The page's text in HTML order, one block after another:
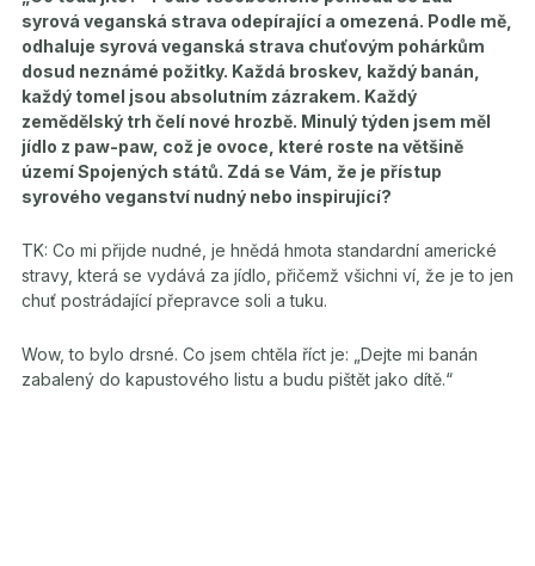
syrová veganská strava odepírající a omezená. Podle mě,
odhaluje syrová veganská strava chuťovým pohárkům
dosud neznámé požitky. Každá broskev, každý banán,
každý tomel jsou absolutním zázrakem. Každý
zemědělský trh čelí nové hrozbě. Minulý týden jsem měl
jídlo z paw-paw, což je ovoce, které roste na většině
území Spojených států. Zdá se Vám, že je přístup
syrového veganství nudný nebo inspirující?
TK: Co mi přijde nudné, je hnědá hmota standardní americké
stravy, která se vydává za jídlo, přičemž všichni ví, že je to jen
chuť postrádající přepravce soli a tuku.
Wow, to bylo drsné. Co jsem chtěla říct je: „Dejte mi banán
zabalený do kapustového listu a budu pištět jako dítě.“